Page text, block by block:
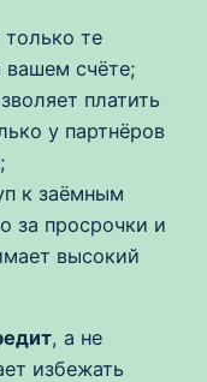
те
вашем счёте;
платить
у партнёров
к заёмным
за просрочки и
высокий
, а не
избежать